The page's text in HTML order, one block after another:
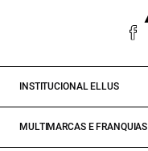
INSTITUCIONAL ELLUS
MULTIMARCAS E FRANQUIAS